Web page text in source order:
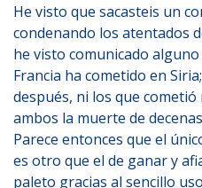
He visto que sacasteis un
condenando los atentados
he visto comunicado
Francia ha cometido en
después, ni los que
ambos la muerte de
Parece entonces que el
es otro que el de ganar y
paleto gracias al sencillo